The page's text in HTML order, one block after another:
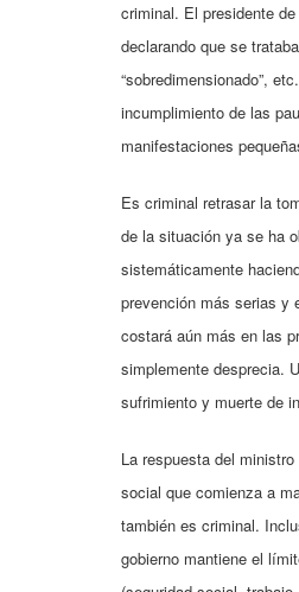
criminal. El presidente
declarando que se
“sobredimensionado”,
incumplimiento de las
manifestaciones
Es criminal retrasar la
de la situación ya se ha
sistemáticamente
prevención más serias y
costará aún más en las
simplemente desprecia.
sufrimiento y muerte de
La respuesta del
social que comienza a
también es criminal.
gobierno mantiene el